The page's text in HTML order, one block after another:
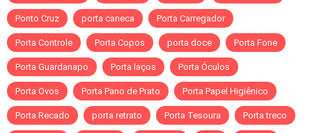
Ponto Cruz porta caneca Porta Carregador
Porta Controle Porta Copos porta doce Porta Fone
Porta Guardanapo Porta laços Porta Óculos
Porta Ovos Porta Pano de Prato Porta Papel Higiênico
Porta Recado porta retrato Porta Tesoura Porta treco